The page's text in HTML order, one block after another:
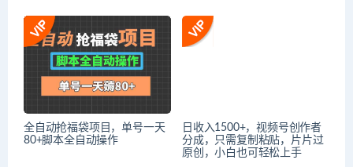
全自动抢福袋项目，单号一天
80+脚本全自动操作
日收入1500+，视频号创作者
分成，只需复制粘贴，片片过
原创，小白也可轻松上手